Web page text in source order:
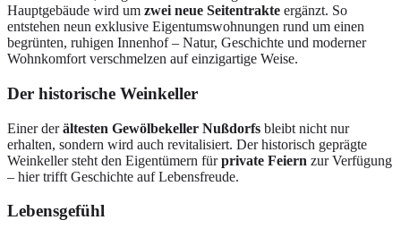
Hauptgebäude wird um zwei neue Seitentrakte ergänzt. So
entstehen neun exklusive Eigentumswohnungen rund um einen
begrünten, ruhigen Innenhof – Natur, Geschichte und moderner
Wohnkomfort verschmelzen auf einzigartige Weise.
Der historische Weinkeller
Einer derältesten Gewölbekeller Nußdorfs bleibt nicht nur
erhalten, sondern wird auch revitalisiert. Der historisch geprägte
Weinkeller steht den Eigentümern fürprivate Feiern zur Verfügung
– hier trifft Geschichte auf Lebensfreude.
Lebensgefühl